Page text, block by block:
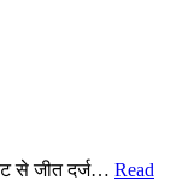
से जीत दर्ज… Read